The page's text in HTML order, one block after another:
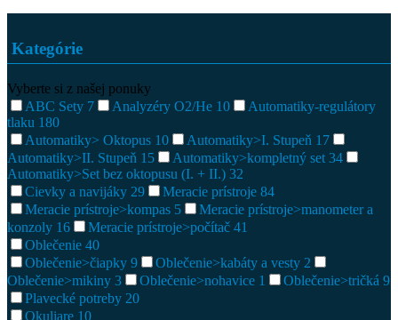
Kategórie
Vyberte si z našej ponuky
ABC Sety 7 Analyzéry O2/He 10
Automatiky-regulátory
tlaku 180
Automatiky> Oktopus 10 Automatiky>I. Stupeň 17
Automatiky>II. Stupeň 15 Automatiky>kompletný set 34
Automatiky>Set bez oktopusu (I. + II.) 32
Cievky a navijáky 29 Meracie prístroje 84
Meracie prístroje>kompas 5
Meracie prístroje>manometer a
konzoly 16 Meracie prístroje>počítač 41
Oblečenie 40
Oblečenie>čiapky 9 Oblečenie>kabáty a vesty 2
Oblečenie>mikiny 3 Oblečenie>nohavice 1 Oblečenie>tričká 9
Plavecké potreby 20
Okuliare 10